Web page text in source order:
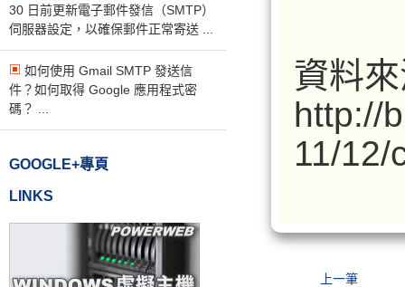
30 日前更新電子郵件發信（SMTP）
伺服器設定，以確保郵件正常寄送 ...
如何使用 Gmail SMTP 發送信
件？如何取得 Google 應用程式密
碼？ ...
GOOGLE+專頁
LINKS
資料
http://
11/12/
上一筆